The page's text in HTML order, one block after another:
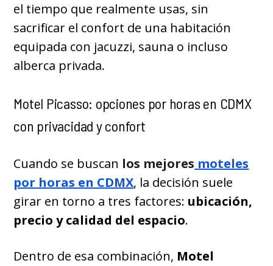
el tiempo que realmente usas, sin
sacrificar el confort de una habitación
equipada con jacuzzi, sauna o incluso
alberca privada.
Motel Picasso: opciones por horas en CDMX
con privacidad y confort
Cuando se buscan los mejores moteles
por horas en CDMX, la decisión suele
girar en torno a tres factores: ubicación,
precio y calidad del espacio.
Dentro de esa combinación, Motel